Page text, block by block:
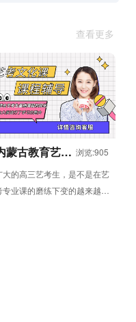
查看更多
蒙古教育艺考 浏览:905
大的高三艺考生，是不是在艺
专业课的磨练下变的越来越强